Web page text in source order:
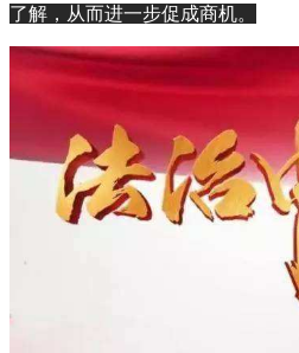
了解，从而进一步促成商机。